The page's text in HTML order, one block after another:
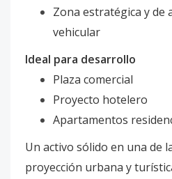
Zona estratégica y de
vehicular
Ideal para desarrollo
Plaza comercial
Proyecto hotelero
Apartamentos
Un activo sólido en una de
proyección urbana y